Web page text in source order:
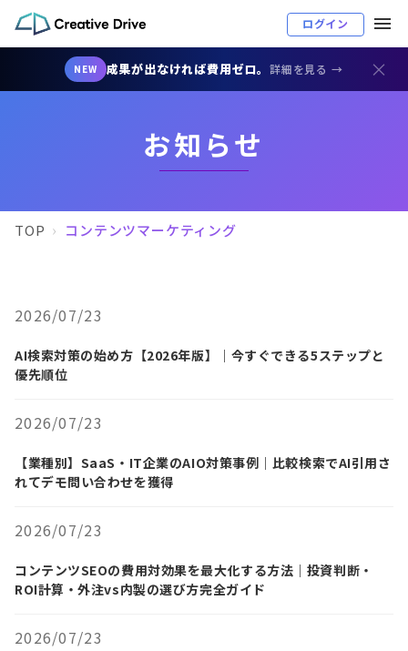
NEW 成果が出なければ費用ゼロ。詳細を見る → ×
ログイン
お知らせ
TOP コンテンツマーケティング
2026/07/23
AI検索対策の始め方【2026年版】｜今すぐできる5ステップと
優先順位
2026/07/23
【業種別】SaaS・IT企業のAIO対策事例｜比較検索でAI引用さ
れてデモ問い合わせを獲得
2026/07/23
コンテンツSEOの費用対効果を最大化する方法｜投資判断・
ROI計算・外注vs内製の選び方完全ガイド
2026/07/23